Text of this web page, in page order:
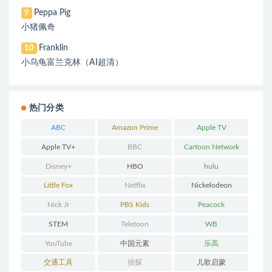
9
Peppa Pig
小猪佩奇
10
Franklin
小乌龟富兰克林（AI超清）
热门分类
ABC Amazon Prime Apple TV
Apple TV+ BBC Cartoon Network
Disney+ HBO hulu
Little Fox Netflix Nickelodeon
Nick Jr PBS Kids Peacock
STEM Teletoon WB
YouTube 中国元素 乐高
交通工具 侦探 儿歌启蒙